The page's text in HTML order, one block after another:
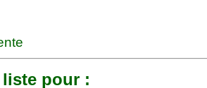
liste pour :